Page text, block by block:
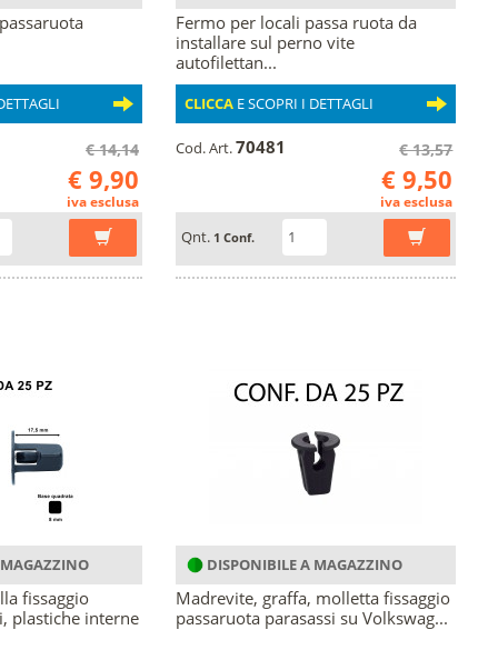
€ 14,14
€ 9,90
iva esclusa
Fermo per locali passa ruota da
installare sul perno vite
autofilettan...
CLICCAE SCOPRI I DETTAGLI
Cod. Art.70481 € 13,57
€ 9,50
iva esclusa
Qnt. 1 Conf.
fissaggio
plastiche interne
DISPONIBILE A MAGAZZINO
Madrevite, graffa, molletta fissaggio
passaruota parasassi su Volkswag...